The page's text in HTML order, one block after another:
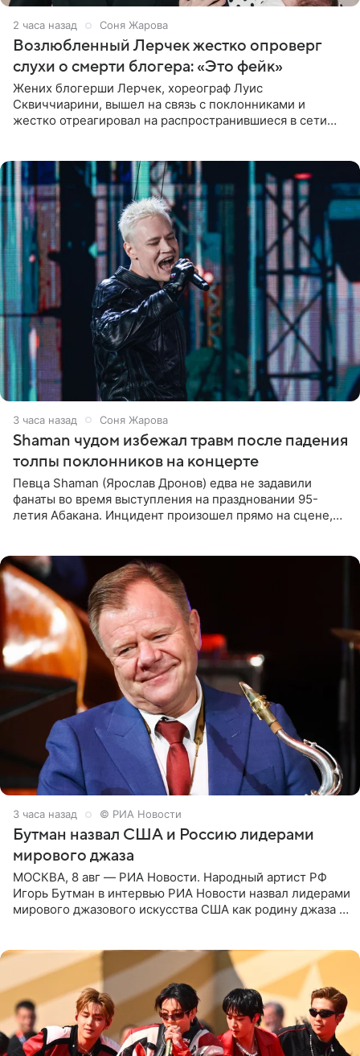
2 часа назад Соня Жарова
Возлюбленный Лерчек жестко опроверг
слухи о смерти блогера: «Это фейк»
Жених блогерши Лерчек, хореограф Луис
Сквиччиарини, вышел на связь с поклонниками и
жестко отреагировал на распространившиеся в сети
3 часа назад Соня Жарова
Shaman чудом избежал травм после падения
толпы поклонников на концерте
Певца Shaman (Ярослав Дронов) едва не задавили
фанаты во время выступления на праздновании 95-
летия Абакана. Инцидент произошел прямо на сцене,
3 часа назад © РИА Новости
Бутман назвал США и Россию лидерами
мирового джаза
МОСКВА, 8 авг — РИА Новости. Народный артист РФ
Игорь Бутман в интервью РИА Новости назвал лидерами
мирового джазового искусства США как родину джаза и